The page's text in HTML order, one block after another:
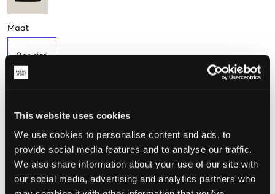
This website uses cookies
We use cookies to personalise content and ads, to
provide social media features and to analyse our traffic.
We also share information about your use of our site with
our social media, advertising and analytics partners who
Maat
One size
MAATTABEL
KIES EEN MAAT